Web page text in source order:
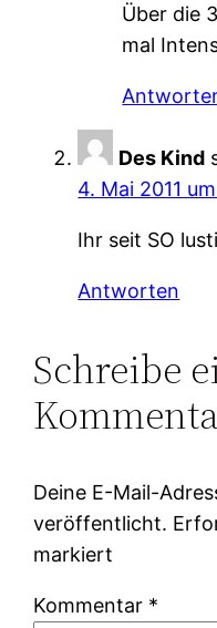
Über die
mal
Des Kind
4. Mai 2011
Ihr seit SO
Antworten
Schreibe
Deine E-Mail-
veröffentlicht.
markiert
Kommentar *